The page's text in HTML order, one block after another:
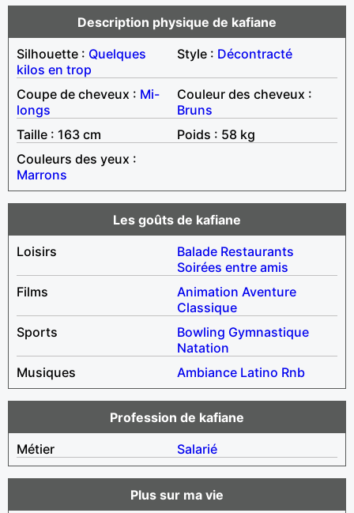
Description physique de kafiane
Silhouette : Quelques
kilos en trop
Style : Décontracté
Coupe de cheveux : Mi-
longs
Couleur des cheveux :
Bruns
Taille : 163 cm
Poids : 58 kg
Couleurs des yeux :
Marrons
Les goûts de kafiane
Loisirs
Balade Restaurants
Soirées entre amis
Films
Animation Aventure
Classique
Sports
Bowling Gymnastique
Natation
Musiques
Ambiance Latino Rnb
Profession de kafiane
Métier
Salarié
Plus sur ma vie